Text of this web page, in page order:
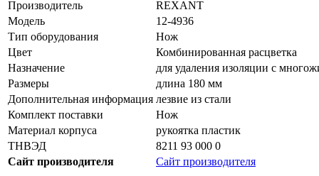
Производитель
REXANT
Модель
12-4936
Тип оборудования
Нож
Цвет
Комбинированная расцветка
Назначение
для удаления изоляции с
Размеры
длина 180 мм
Дополнительная информация лезвие из стали
Комплект поставки
Нож
Материал корпуса
рукоятка пластик
ТНВЭД
8211 93 000 0
Сайт производителя
Сайт производителя